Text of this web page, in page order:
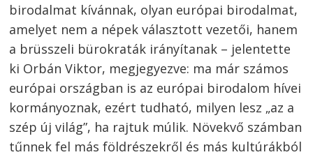
birodalmat kívánnak, olyan európai birodalmat,
amelyet nem a népek választott vezetői, hanem
a brüsszeli bürokraták irányítanak – jelentette
ki Orbán Viktor, megjegyezve: ma már számos
európai országban is az európai birodalom hívei
kormányoznak, ezért tudható, milyen lesz „az a
szép új világ”, ha rajtuk múlik. Növekvő számban
tűnnek fel más földrészekről és más kultúrákból